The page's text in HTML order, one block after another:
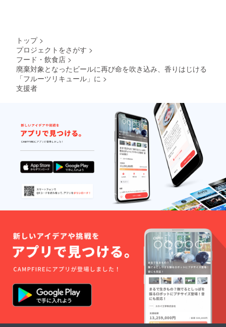
すが、
開栓後
は常温
便でお
送りさ
せて頂
きま
す。
トップ >
プロジェクトをさがす >
フード・飲食店 >
廃棄対象となったビールに再び命を吹き込み、香りはじける
「フルーツリキュール」に >
支援者